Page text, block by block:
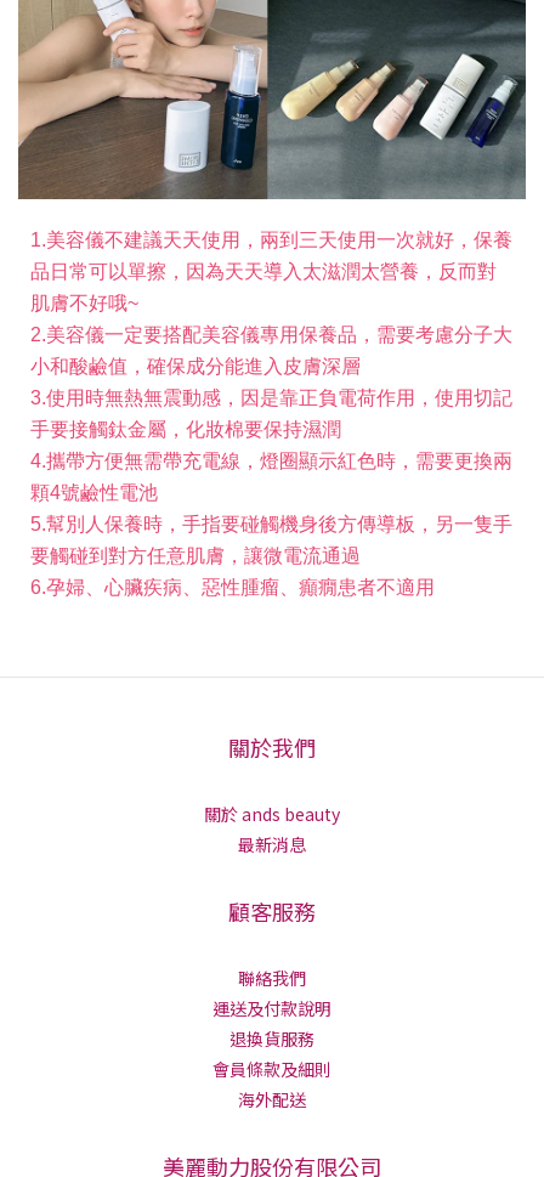
1.美容儀不建議天天使用，兩到三天使用一次就好，保養
品日常可以單擦，因為天天導入太滋潤太營養，反而對
肌膚不好哦~
2.美容儀一定要搭配美容儀專用保養品，需要考慮分子大
小和酸鹼值，確保成分能進入皮膚深層
3.使用時無熱無震動感，因是靠正負電荷作用，使用切記
手要接觸鈦金屬，化妝棉要保持濕潤
4.攜帶方便無需帶充電線，燈圈顯示紅色時，需要更換兩
顆4號鹼性電池
5.幫別人保養時，手指要碰觸機身後方傳導板，另一隻手
要觸碰到對方任意肌膚，讓微電流通過
6.孕婦、心臟疾病、惡性腫瘤、癲癇患者不適用
關於我們
關於 ands beauty
最新消息
顧客服務
聯絡我們
運送及付款說明
退換貨服務
會員條款及細則
海外配送
美麗動力股份有限公司